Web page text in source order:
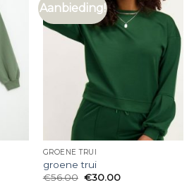
Aanbieding!
GROENE TRUI
groene trui
€56.00 €30.00